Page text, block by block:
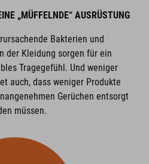
„MÜFFELNDE“ AUSRÜSTUNG
Bakterien und
der Kleidung sorgen für ein
Tragegefühl. Und weniger
auch, dass weniger Produkte
Gerüchen entsorgt
müssen.